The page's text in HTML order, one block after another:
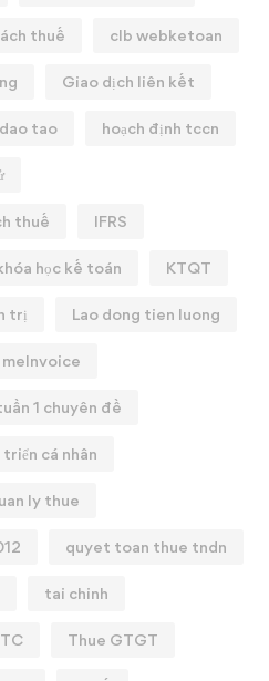
thuế clb webketoan
Giao dịch liên kết
tao hoạch định tccn
thuế IFRS
học kế toán KTQT
trị Lao dong tien luong
meInvoice
1 chuyên đề
cá nhân
ly thue
quyet toan thue tndn
tai chinh
Thue GTGT